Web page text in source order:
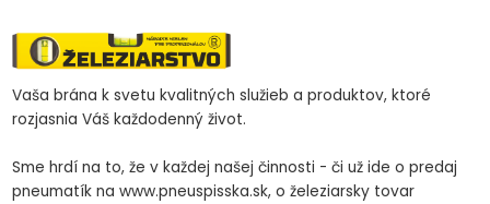
Vaša brána k svetu kvalitných služieb a produktov, ktoré
rozjasnia Váš každodenný život.
Sme hrdí na to, že v každej našej činnosti - či už ide o predaj
pneumatík na www.pneuspisska.sk, o železiarsky tovar